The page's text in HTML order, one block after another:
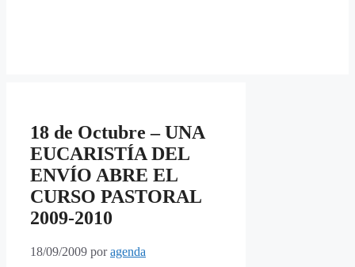
18 de Octubre – UNA
EUCARISTÍA DEL
ENVÍO ABRE EL
CURSO PASTORAL
2009-2010
18/09/2009 poragenda